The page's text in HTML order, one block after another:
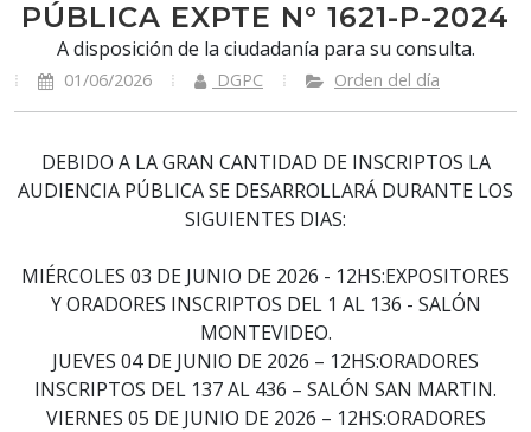
PÚBLICA EXPTE N° 1621-P-2024
A disposición de la ciudadanía para su consulta.
01/06/2026 DGPC Orden del día
DEBIDO A LA GRAN CANTIDAD DE INSCRIPTOS LA
AUDIENCIA PÚBLICA SE DESARROLLARÁ DURANTE LOS
SIGUIENTES DIAS:
MIÉRCOLES 03 DE JUNIO DE 2026 - 12HS:EXPOSITORES
Y ORADORES INSCRIPTOS DEL 1 AL 136 - SALÓN
MONTEVIDEO.
JUEVES 04 DE JUNIO DE 2026 – 12HS:ORADORES
INSCRIPTOS DEL 137 AL 436 – SALÓN SAN MARTIN.
VIERNES 05 DE JUNIO DE 2026 – 12HS:ORADORES